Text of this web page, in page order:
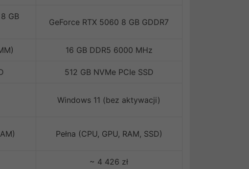
GB
GeForce RTX 5060 8 GB GDDR7
16 GB DDR5 6000 MHz
512 GB NVMe PCIe SSD
Windows 11 (bez aktywacji)
Pełna (CPU, GPU, RAM, SSD)
~ 4 426 zł